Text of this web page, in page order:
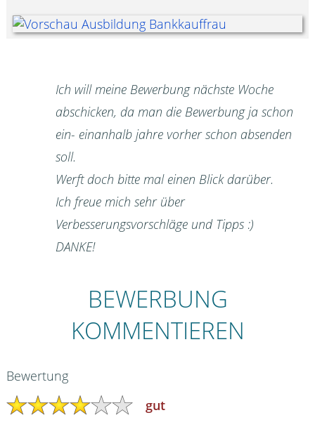
Ich will meine Bewerbung nächste Woche
abschicken, da man die Bewerbung ja schon
ein- einanhalb jahre vorher schon absenden
soll.
Werft doch bitte mal einen Blick darüber.
Ich freue mich sehr über
Verbesserungsvorschläge und Tipps :)
DANKE!
BEWERBUNG
KOMMENTIEREN
Bewertung
gut